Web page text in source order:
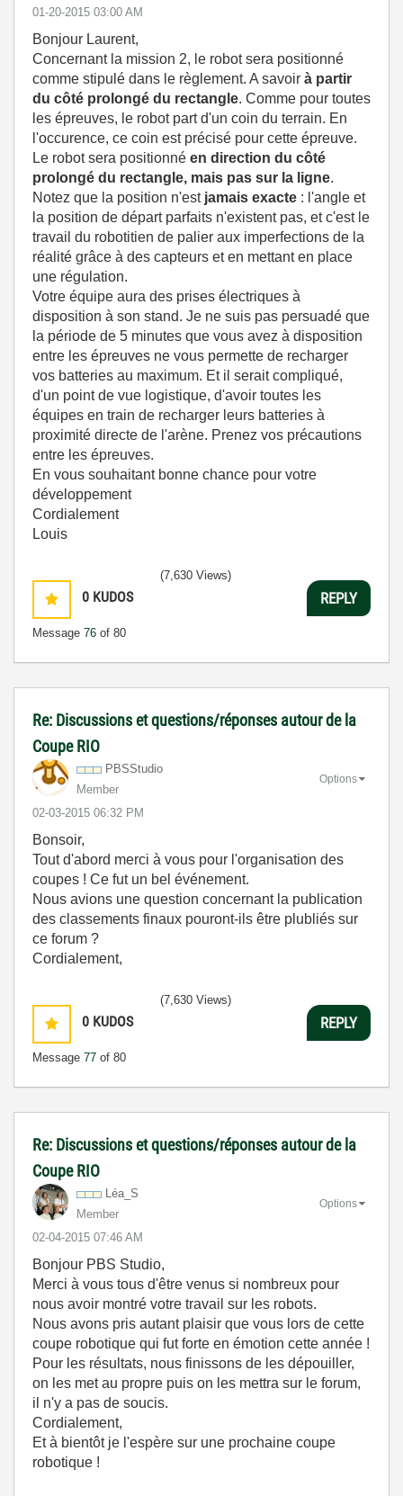
‎01-20-2015 03:00 AM
Bonjour Laurent,
Concernant la mission 2, le robot sera positionné
comme stipulé dans le règlement. A savoir à partir
du côté prolongé du rectangle. Comme pour toutes
les épreuves, le robot part d'un coin du terrain. En
l'occurence, ce coin est précisé pour cette épreuve.
Le robot sera positionné en direction du côté
prolongé du rectangle, mais pas sur la ligne.
Notez que la position n'est jamais exacte : l'angle et
la position de départ parfaits n'existent pas, et c'est le
travail du robotitien de palier aux imperfections de la
réalité grâce à des capteurs et en mettant en place
une régulation.
Votre équipe aura des prises électriques à
disposition à son stand. Je ne suis pas persuadé que
la période de 5 minutes que vous avez à disposition
entre les épreuves ne vous permette de recharger
vos batteries au maximum. Et il serait compliqué,
d'un point de vue logistique, d'avoir toutes les
équipes en train de recharger leurs batteries à
proximité directe de l'arène. Prenez vos précautions
entre les épreuves.
En vous souhaitant bonne chance pour votre
développement
Cordialement
Louis
0 KUDOS
Message 76 of 80
(7,630 Views)
REPLY
Re: Discussions et questions/réponses autour de la
Coupe RIO
PBSStudio
Member
‎02-03-2015 06:32 PM
Options
Bonsoir,
Tout d'abord merci à vous pour l'organisation des
coupes ! Ce fut un bel événement.
Nous avions une question concernant la publication
des classements finaux pouront-ils être plubliés sur
ce forum ?
Cordialement,
0 KUDOS
Message 77 of 80
(7,630 Views)
REPLY
Re: Discussions et questions/réponses autour de la
Coupe RIO
Léa_S
Member
‎02-04-2015 07:46 AM
Options
Bonjour PBS Studio,
Merci à vous tous d'être venus si nombreux pour
nous avoir montré votre travail sur les robots.
Nous avons pris autant plaisir que vous lors de cette
coupe robotique qui fut forte en émotion cette année !
Pour les résultats, nous finissons de les dépouiller,
on les met au propre puis on les mettra sur le forum,
il n'y a pas de soucis.
Cordialement,
Et à bientôt je l'espère sur une prochaine coupe
robotique !